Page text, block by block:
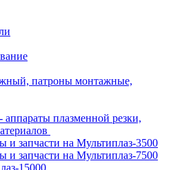
патроны монтажные,
плазменной резки,
и запчасти на Мультиплаз-3500
и запчасти на Мультиплаз-7500
15000